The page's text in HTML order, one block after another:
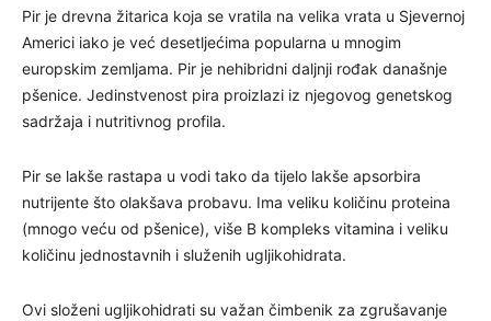
Pir je drevna žitarica koja se vratila na velika vrata u Sjevernoj
Americi iako je već desetljećima popularna u mnogim
europskim zemljama. Pir je nehibridni daljnji rođak današnje
pšenice. Jedinstvenost pira proizlazi iz njegovog genetskog
sadržaja i nutritivnog profila.
Pir se lakše rastapa u vodi tako da tijelo lakše apsorbira
nutrijente što olakšava probavu. Ima veliku količinu proteina
(mnogo veću od pšenice), više B kompleks vitamina i veliku
količinu jednostavnih i služenih ugljikohidrata.
Ovi složeni ugljikohidrati su važan čimbenik za zgrušavanje